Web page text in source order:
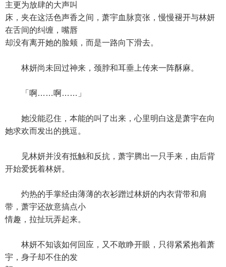
主更为放肆的大声叫
床，夹在这活色声香之间，萧宇血脉贲张，慢慢褪开与林妍
在舌间的纠缠，嘴唇
却没有离开她的脸颊，而是一路向下滑去。
林妍尚未回过神来，颈脖和耳垂上传来一阵酥麻。
「啊……啊……」
她没能忍住，本能的叫了出来，心里明白这是萧宇在向
她求欢而发出的挑逗。
见林妍并没有抵触和反抗，萧宇腾出一只手来，由后背
开始爱抚着林妍。
灼热的手掌经由薄薄的衣衫蹭过林妍的内衣背带和肩
带，萧宇还故意搞点小
情趣，拉扯玩弄起来。
林妍不知该如何回应，又不敢睁开眼，只得紧紧抱着萧
宇，身子却不住的发